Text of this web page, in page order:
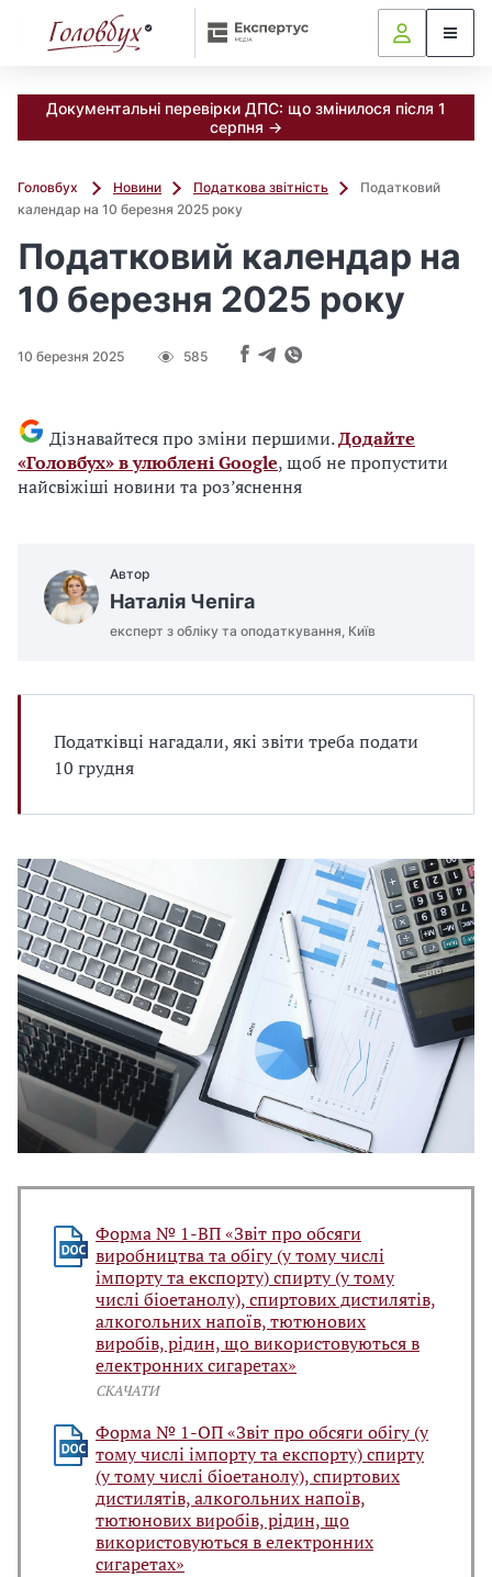
Документальні перевірки ДПС: що змінилося після 1
серпня →
Головбух Новини Податкова звітність
Податковий
календар на 10 березня 2025 року
Податковий календар на
10 березня 2025 року
10 березня 2025 585
Дізнавайтеся про зміни першими.Додайте
«Головбух» в улюблені Google, щоб не пропустити
найсвіжіші новини та роз’яснення
Автор
Наталія Чепіга
експерт з обліку та оподаткування, Київ
Податківці нагадали, які звіти треба подати
10 грудня
Форма № 1-ВП «Звіт про обсяги
виробництва та обігу (у тому числі
імпорту та експорту) спирту (у тому
числі біоетанолу), спиртових дистилятів,
алкогольних напоїв, тютюнових
виробів, рідин, що використовуються в
електронних сигаретах»
СКАЧАТИ
Форма № 1-ОП «Звіт про обсяги обігу (у
тому числі імпорту та експорту) спирту
(у тому числі біоетанолу), спиртових
дистилятів, алкогольних напоїв,
тютюнових виробів, рідин, що
використовуються в електронних
сигаретах»